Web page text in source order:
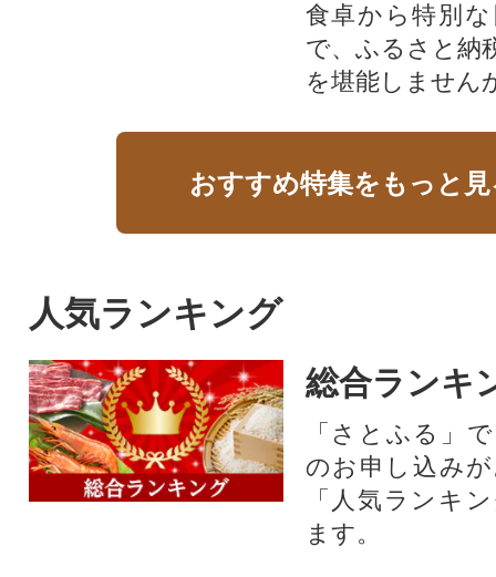
食卓から特別
で、ふるさと納
を堪能しません
おすすめ特集をもっと
人気ランキング
総合ランキ
「さとふる」
のお申し込み
「人気ランキ
ます。